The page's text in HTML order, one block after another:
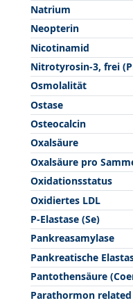
Natrium
Neopterin
Nicotinamid
Nitrotyrosin-3, frei
Osmolalität
Ostase
Osteocalcin
Oxalsäure
Oxalsäure pro
Oxidationsstatus
Oxidiertes LDL
P-Elastase (Se)
Pankreasamylase
Pankreatische
Pantothensäure
Parathormon